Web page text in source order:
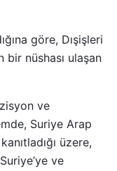
göre, Dışişleri
bir nüshası ulaşan
ve
Suriye Arap
üzere,
ve